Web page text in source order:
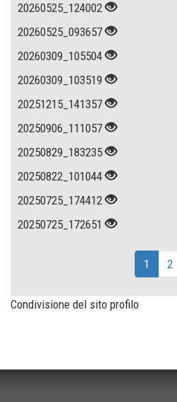
20260525_124002
20260525_093657
20260309_105504
20260309_103519
20251215_141357
20250906_111057
20250829_183235
20250822_101044
20250725_174412
20250725_172651
1 2
Condivisione del sito profilo